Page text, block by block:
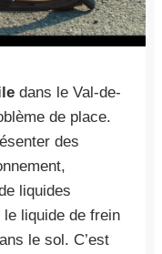
dans le Val-de-
de place.
des
liquides
le liquide de frein
le sol. C’est